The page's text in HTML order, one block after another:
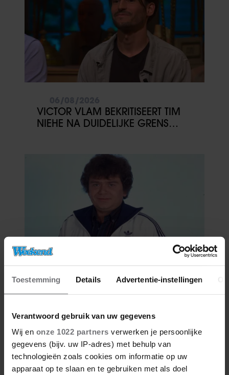
Toestemming Details Advertentie-instellingen
Verantwoord gebruik van uw gegevens
Wij en onze 1022 partners verwerken je persoonlijke
gegevens (bijv. uw IP-adres) met behulp van
technologieën zoals cookies om informatie op uw
apparaat op te slaan en te gebruiken met als doel
VICTOR VLAM BEKRITISEERT TIM
NIEHE NA DUIDELIJKE GRENS
ROXEANNE EN ANDRÉ HAZES
DENKEN TERUG AAN ‘KAPOT
NIET GOED BIJ JE PAASEI’